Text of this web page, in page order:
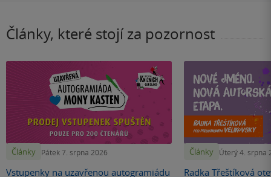
Články, které stojí za pozornost
Články Pátek 7. srpna 2026
Vstupenky na uzavřenou autogramiádu
Články Úterý 4. srpna
Radka Třeštíková